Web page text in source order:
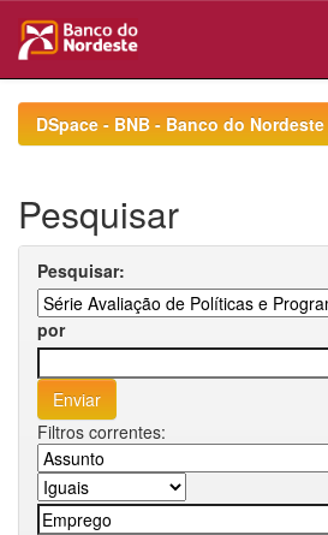
navigationDSpace - BNB - Banco do
Pesquisar
Pesquisar:
por
Filtros correntes: